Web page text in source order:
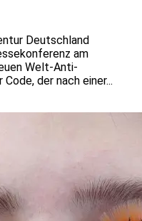
Deutschland
am
Welt-Anti-
der nach einer...